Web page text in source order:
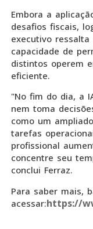
Embora a
desafios fiscais,
executivo
capacidade de
distintos operem
eficiente.
"No fim do dia, a
nem toma
como um
tarefas
profissional
concentre seu
conclui Ferraz.
Para saber mais,
acessar:https://